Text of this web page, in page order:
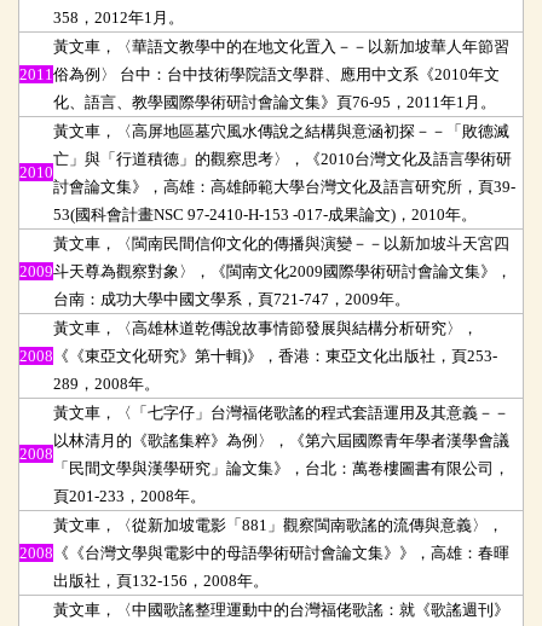
358，2012年1月。
2011
黃文車，〈華語文教學中的在地文化置入－－以新加坡華人年節習
俗為例〉 台中：台中技術學院語文學群、應用中文系《2010年文
化、語言、教學國際學術研討會論文集》頁76-95，2011年1月。
2010
黃文車，〈高屏地區墓穴風水傳說之結構與意涵初探－－「敗德滅
亡」與「行道積德」的觀察思考〉，《2010台灣文化及語言學術研
討會論文集》，高雄：高雄師範大學台灣文化及語言研究所，頁39-
53(國科會計畫NSC 97-2410-H-153 -017-成果論文)，2010年。
2009
黃文車，〈閩南民間信仰文化的傳播與演變－－以新加坡斗天宮四
斗天尊為觀察對象〉，《閩南文化2009國際學術研討會論文集》，
台南：成功大學中國文學系，頁721-747，2009年。
2008
黃文車，〈高雄林道乾傳說故事情節發展與結構分析研究〉，
《《東亞文化研究》第十輯)》，香港：東亞文化出版社，頁253-
289，2008年。
2008
黃文車，〈「七字仔」台灣福佬歌謠的程式套語運用及其意義－－
以林清月的《歌謠集粹》為例〉，《第六屆國際青年學者漢學會議
「民間文學與漢學研究」論文集》，台北：萬卷樓圖書有限公司，
頁201-233，2008年。
2008
黃文車，〈從新加坡電影「881」觀察閩南歌謠的流傳與意義〉，
《《台灣文學與電影中的母語學術研討會論文集》》，高雄：春暉
出版社，頁132-156，2008年。
黃文車，〈中國歌謠整理運動中的台灣福佬歌謠：就《歌謠週刊》